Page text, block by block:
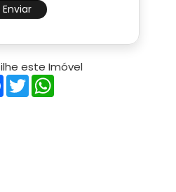
Enviar
este Imóvel
Facebook
TwitterWhatsApp